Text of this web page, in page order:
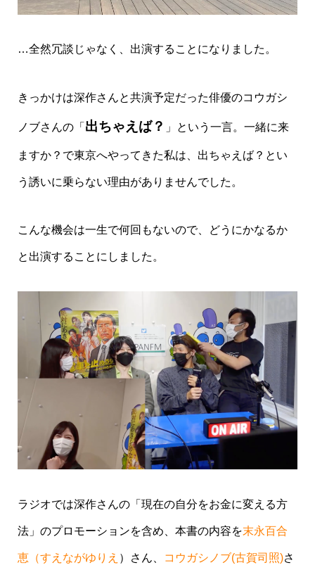
…全然冗談じゃなく、出演することになりました。
きっかけは深作さんと共演予定だった俳優のコウガシ
ノブさんの「 出ちゃえば？ 」という一言。一緒に来
ますか？で東京へやってきた私は、出ちゃえば？とい
う誘いに乗らない理由がありませんでした。
こんな機会は一生で何回もないので、どうにかなるか
と出演することにしました。
ラジオでは深作さんの「現在の自分をお金に変える方
法」のプロモーションを含め、本書の内容を末永百合
恵（すえながゆりえ ）さん、 コウガシノブ(古賀司照)さ